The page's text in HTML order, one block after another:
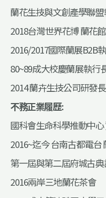
蘭花生技與文創產學聯
2018台灣世界花博 蘭花
2016/2017國際蘭展B2B
80~89成大校慶蘭展執行
2014 蘭卉生技公司研發長
不務正業履歷:
國科會生命科學推動中
2016~迄今 台南古都電
第一屆與第二屆府城古
2016兩岸三地蘭花茶會